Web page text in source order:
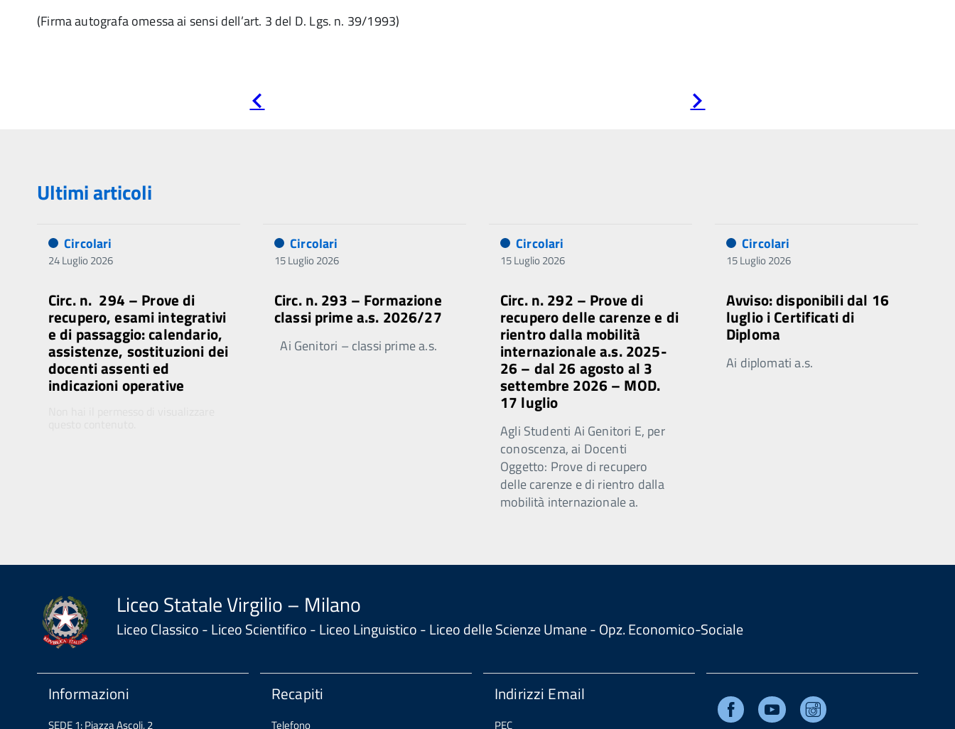
(Firma autografa omessa ai sensi dell’art. 3 del D. Lgs. n. 39/1993)
precedente successiva
Ultimi articoli
Circolari
24 Luglio 2026
Circ. n. 294 – Prove di
recupero, esami integrativi
e di passaggio: calendario,
assistenze, sostituzioni dei
docenti assenti ed
indicazioni operative
Circolari
15 Luglio 2026
Circ. n. 293 – Formazione
classi prime a.s. 2026/27
Ai Genitori – classi prime a.s.
Circolari
15 Luglio 2026
Circ. n. 292 – Prove di
recupero delle carenze e di
rientro dalla mobilità
internazionale a.s. 2025-
26 – dal 26 agosto al 3
settembre 2026 – MOD.
17 luglio
Agli Studenti Ai Genitori E, per
conoscenza, ai Docenti
Oggetto: Prove di recupero
delle carenze e di rientro dalla
mobilità internazionale a.
Circolari
15 Luglio 2026
Avviso: disponibili dal 16
luglio i Certificati di
Diploma
Ai diplomati a.s.
Liceo Statale Virgilio – Milano
Liceo Classico - Liceo Scientifico - Liceo Linguistico - Liceo delle Scienze Umane - Opz. Economico-Sociale
Informazioni
SEDE 1: Piazza Ascoli, 2
Recapiti
Telefono
Indirizzi Email
PEC
Facebook Youtube